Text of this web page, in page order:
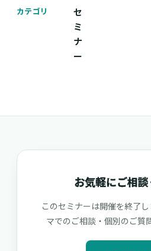
カテゴリ
セ
ミ
ナ
ー
お気軽にご相
このセミナーは開催を終了
マでのご相談・個別のご質